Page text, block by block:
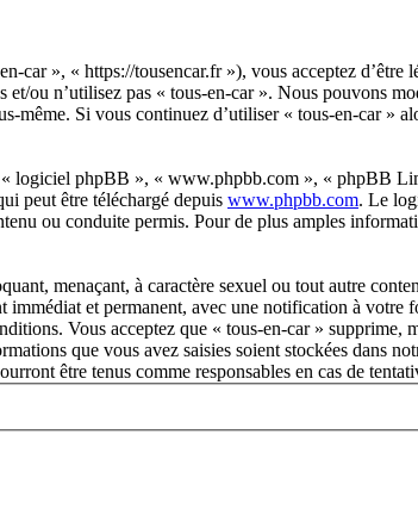
», « https://tousencar.fr »), vous acceptez d’être
et/ou n’utilisez pas « tous-en-car ». Nous pouvons
Si vous continuez d’utiliser « tous-en-car »
logiciel phpBB », « www.phpbb.com », « phpBB
peut être téléchargé depuis www.phpbb.com. Le
ou conduite permis. Pour de plus amples
menaçant, à caractère sexuel ou tout autre
et permanent, avec une notification à votre
Vous acceptez que « tous-en-car »
que vous avez saisies soient stockées dans
être tenus comme responsables en cas de